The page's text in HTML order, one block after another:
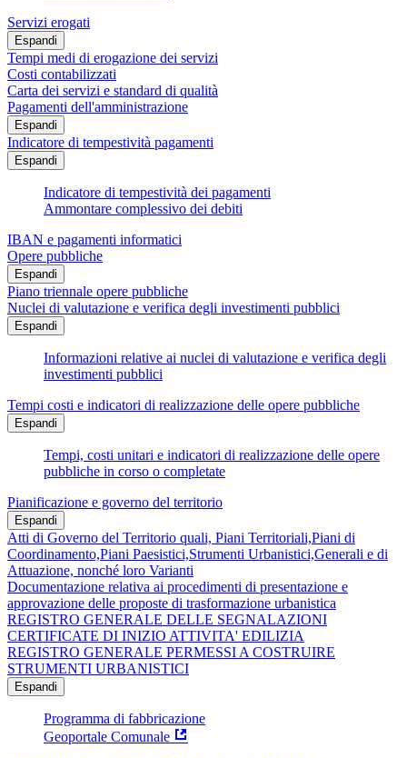
Servizi erogati
Espandi
Tempi medi di erogazione dei servizi
Costi contabilizzati
Carta dei servizi e standard di qualità
Pagamenti dell'amministrazione
Espandi
Indicatore di tempestività pagamenti
Espandi
Indicatore di tempestività dei pagamenti
Ammontare complessivo dei debiti
IBAN e pagamenti informatici
Opere pubbliche
Espandi
Piano triennale opere pubbliche
Nuclei di valutazione e verifica degli investimenti pubblici
Espandi
Informazioni relative ai nuclei di valutazione e verifica degli
investimenti pubblici
Tempi costi e indicatori di realizzazione delle opere pubbliche
Espandi
Tempi, costi unitari e indicatori di realizzazione delle opere
pubbliche in corso o completate
Pianificazione e governo del territorio
Espandi
Atti di Governo del Territorio quali, Piani Territoriali,Piani di
Coordinamento,Piani Paesistici,Strumenti Urbanistici,Generali e di
Attuazione, nonché loro Varianti
Documentazione relativa ai procedimenti di presentazione e
approvazione delle proposte di trasformazione urbanistica
REGISTRO GENERALE DELLE SEGNALAZIONI
CERTIFICATE DI INIZIO ATTIVITA' EDILIZIA
REGISTRO GENERALE PERMESSI A COSTRUIRE
STRUMENTI URBANISTICI
Espandi
Programma di fabbricazione
Geoportale Comunale